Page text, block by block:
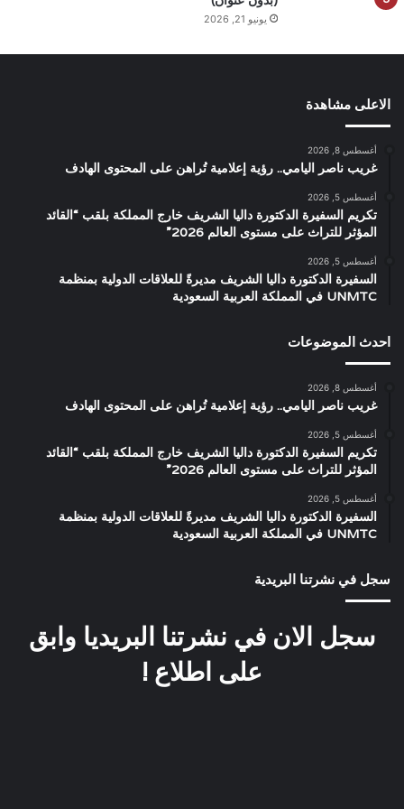
يونيو 21, 2026
الاعلى مشاهدة
أغسطس 8, 2026
غريب ناصر اليامي.. رؤية إعلامية تُراهن على المحتوى الهادف
أغسطس 5, 2026
تكريم السفيرة الدكتورة داليا الشريف خارج المملكة بلقب “القائد
المؤثر للتراث على مستوى العالم 2026”
أغسطس 5, 2026
السفيرة الدكتورة داليا الشريف مديرةً للعلاقات الدولية بمنظمة
UNMTC في المملكة العربية السعودية
احدث الموضوعات
أغسطس 8, 2026
غريب ناصر اليامي.. رؤية إعلامية تُراهن على المحتوى الهادف
أغسطس 5, 2026
تكريم السفيرة الدكتورة داليا الشريف خارج المملكة بلقب “القائد
المؤثر للتراث على مستوى العالم 2026”
أغسطس 5, 2026
السفيرة الدكتورة داليا الشريف مديرةً للعلاقات الدولية بمنظمة
UNMTC في المملكة العربية السعودية
سجل في نشرتنا البريدية
سجل الان في نشرتنا البريديا وابق
على اطلاع !